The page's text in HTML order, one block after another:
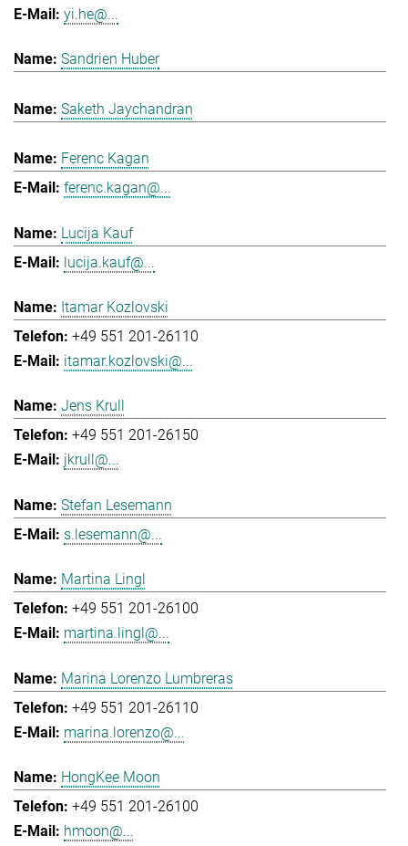
yi.he@...
Sandrien Huber
Saketh Jaychandran
Ferenc Kagan
ferenc.kagan@...
Lucija Kauf
lucija.kauf@...
Itamar Kozlovski
+49 551 201-26110
itamar.kozlovski@...
Jens Krull
+49 551 201-26150
jkrull@...
Stefan Lesemann
s.lesemann@...
Martina Lingl
+49 551 201-26100
martina.lingl@...
Marina Lorenzo Lumbreras
+49 551 201-26110
marina.lorenzo@...
HongKee Moon
+49 551 201-26100
hmoon@...